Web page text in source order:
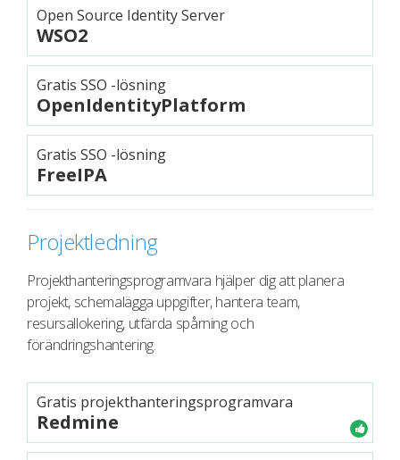
Open Source Identity Server
WSO2
Gratis SSO -lösning
OpenIdentityPlatform
Gratis SSO -lösning
FreeIPA
Projektledning
Projekthanteringsprogramvara hjälper dig att planera
projekt, schemalägga uppgifter, hantera team,
resursallokering, utfärda spårning och
förändringshantering.
Gratis projekthanteringsprogramvara
Redmine